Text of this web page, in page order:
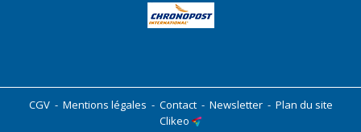
CGV- Mentions légales - Contact- Newsletter- Plan du site
Clikeo